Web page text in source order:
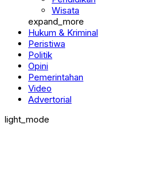
Wisata
expand_more
Hukum & Kriminal
Peristiwa
Politik
Opini
Pemerintahan
Video
Advertorial
light_mode